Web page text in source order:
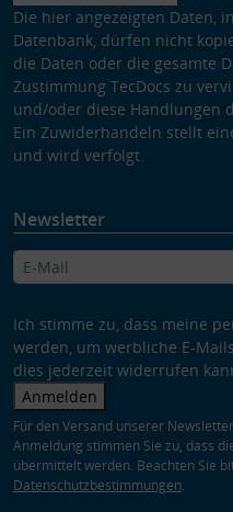
Die hier angezeigten Daten,
Datenbank, dürfen nicht
die Daten oder die gesamte
Zustimmung TecDocs zu
und/oder diese Handlungen
Ein Zuwiderhandeln stellt
und wird verfolgt.
Newsletter
Ich stimme zu, dass meine
werden, um werbliche E-
dies jederzeit widerrufen
Anmelden
Für den Versand unserer
Anmeldung stimmen Sie zu, dass
übermittelt werden. Beachten Sie
Datenschutzbestimmungen.